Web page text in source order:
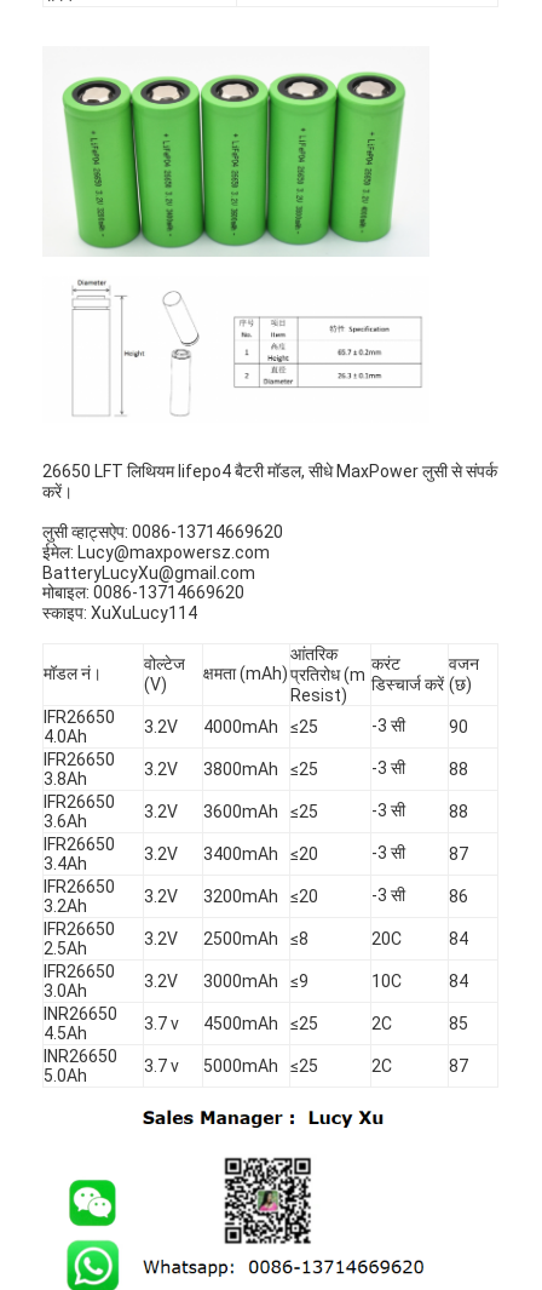
गुणवत्ता नियंत्रण
संपर्क करें
समाचार
अब बात करो
लिथियम LiFePO4 बैटरी
एच बैटरी
एनआईसीडी रिचार्जेबल बैटरी
एलसीडी बैटरी चार्जर
निम बैटरी पैक
निक बैटरी पैक
लिथियम आयन बैटरी पैक
रिचार्जेबल फ्लैशलाइट बैटरी
आपातकालीन प्रकाश बैटरी
ली Mno2 बैटरी
ली Socl2 बैटरी
26650 LFT लिथियम lifepo4 बैटरी मॉडल, सीधे MaxPower लुसी से संपर्क
करें।
लुसी व्हाट्सऐप: 0086-13714669620
ईमेल: Lucy@maxpowersz.com
BatteryLucyXu@gmail.com
मोबाइल: 0086-13714669620
स्काइप: XuXuLucy114
मॉडल नं।
वोल्टेज
(V)
क्षमता (mAh)
आंतरिक
प्रतिरोध (m
Resist)
करंट
डिस्चार्ज करें
वजन
(छ)
IFR26650
4.0Ah
3.2V 4000mAh ≤25 -3 सी
90
IFR26650
3.8Ah
3.2V 3800mAh ≤25 -3 सी
88
IFR26650
3.6Ah
3.2V 3600mAh ≤25 -3 सी
88
IFR26650
3.4Ah
3.2V 3400mAh ≤20 -3 सी
87
IFR26650
3.2Ah
3.2V 3200mAh ≤20 -3 सी
86
IFR26650
2.5Ah
3.2V 2500mAh ≤8 20C
84
IFR26650
3.0Ah
3.2V 3000mAh ≤9 10C
84
INR26650
4.5Ah
3.7 v 4500mAh ≤25 2C
85
INR26650
5.0Ah
3.7 v 5000mAh ≤25 2C 87